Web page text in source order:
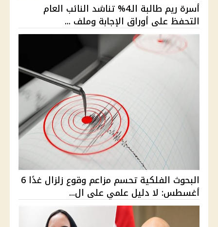
أسرة ريم طالبة الـ4% تناشد النائب العام
التحفظ على أوراق الإجابة وملف ...
البحوث الفلكية تحسم مزاعم وقوع زلزال غدًا 6
أغسطس: لا دليل علمي على ال...